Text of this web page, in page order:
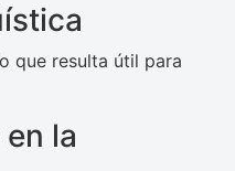
que resulta útil para
la